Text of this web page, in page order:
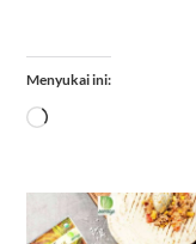
Menyukai ini:
Memuat...